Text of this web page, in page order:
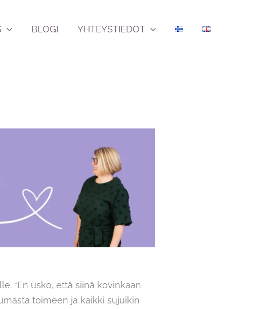
BLOGI YHTEYSTIEDOT
“En usko, että siinä kovinkaan
toimeen ja kaikki sujuikin